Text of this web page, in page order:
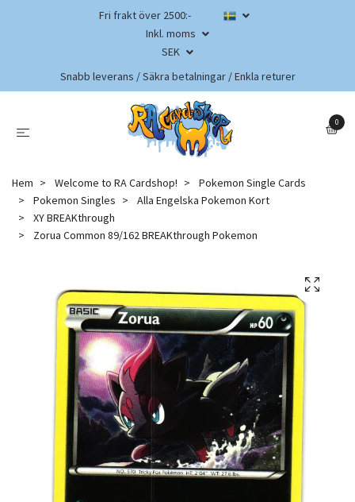
Fri frakt över 2500:-
Inkl. moms
SEK
Snabb leverans / Säkra betalningar / Enkla returer
0
Hem Welcome to RA Cardshop!
Pokemon Single Cards
Pokemon Singles
Alla Engelska Pokemon Kort
XY BREAKthrough
Zorua Common 89/162 BREAKthrough Pokemon